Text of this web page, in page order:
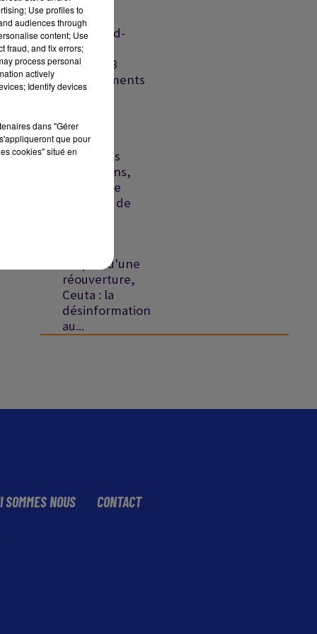
Riyad-
Islamabad-
Ankara,
France : 8
départements
en...
Liban-
Israël:
échec des
discussions,
un proche
présumé de
l'espoir d'une
réouverture,
Ceuta : la
désinformation
au...
SOMMES NOUS CONTACT
Use profiles to
audiences through
content; Use
fraud, and fix errors;
process personal
actively
Identify devices
dans "Gérer
que pour
cookies" situé en